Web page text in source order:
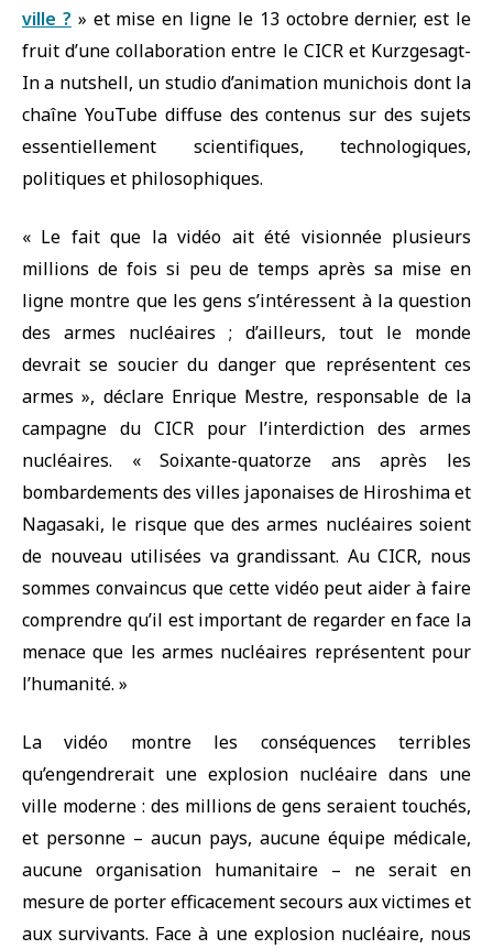
ville ? » et mise en ligne le 13 octobre dernier, est le
fruit d’une collaboration entre le CICR et Kurzgesagt-
In a nutshell, un studio d’animation munichois dont la
chaîne YouTube diffuse des contenus sur des sujets
essentiellement scientifiques, technologiques,
politiques et philosophiques.
« Le fait que la vidéo ait été visionnée plusieurs
millions de fois si peu de temps après sa mise en
ligne montre que les gens s’intéressent à la question
des armes nucléaires ; d’ailleurs, tout le monde
devrait se soucier du danger que représentent ces
armes », déclare Enrique Mestre, responsable de la
campagne du CICR pour l’interdiction des armes
nucléaires. « Soixante-quatorze ans après les
bombardements des villes japonaises de Hiroshima et
Nagasaki, le risque que des armes nucléaires soient
de nouveau utilisées va grandissant. Au CICR, nous
sommes convaincus que cette vidéo peut aider à faire
comprendre qu’il est important de regarder en face la
menace que les armes nucléaires représentent pour
l’humanité. »
La vidéo montre les conséquences terribles
qu’engendrerait une explosion nucléaire dans une
ville moderne : des millions de gens seraient touchés,
et personne – aucun pays, aucune équipe médicale,
aucune organisation humanitaire – ne serait en
mesure de porter efficacement secours aux victimes et
aux survivants. Face à une explosion nucléaire, nous